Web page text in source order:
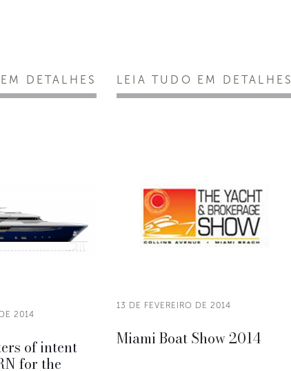
DETALHES LEIA TUDO EM DETALHES
2014
of intent
for the
13 DE FEVEREIRO DE 2014
Miami Boat Show 2014